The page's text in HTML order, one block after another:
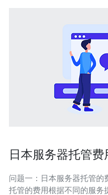
日本服务器托管
问题一：日本服务器托管的
托管的费用根据不同的服务